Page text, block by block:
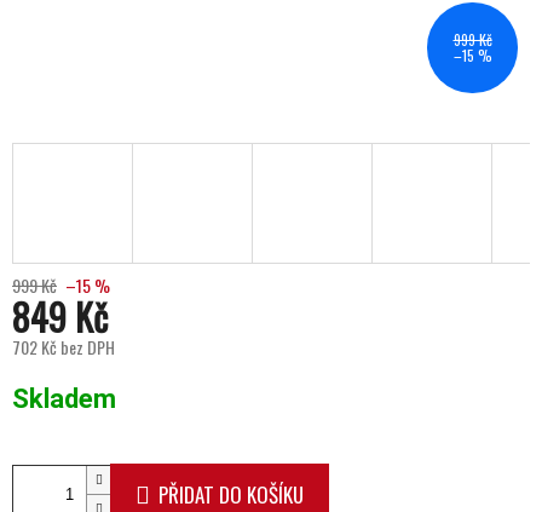
999 Kč
–15 %
999 Kč –15 %
849 Kč
702 Kč bez DPH
Skladem
PŘIDAT DO KOŠÍKU